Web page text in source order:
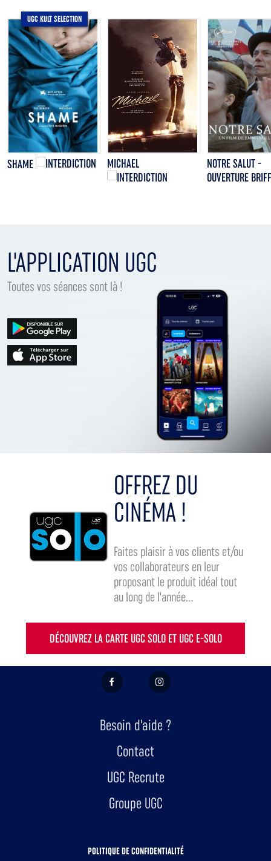
UGC KULT SELECTION
SHAME MICHAEL
NOTRE SALUT -
OUVERTURE
L'APPLICATION UGC
Toutes vos séances sont là !
OFFREZ DU
CINÉMA !
Faites plaisir à vos clients et/ou
vos collaborateurs en leur
proposant le produit idéal tout
au long de l'année...
DÉCOUVREZ LA CARTE UGC SOLO ET UGC E-SOLO
FACEBOOK INSTAGRAM
Besoin d'aide ?
Contact
UGC Recrute
Groupe UGC
POLITIQUE DE CONFIDENTIALITÉ